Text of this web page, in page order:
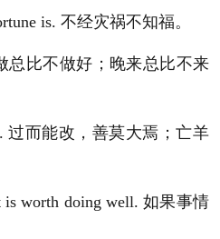
is. 不经灾祸不知福。
总比不做好；晚来总比不来
过而能改，善莫大焉；亡羊
worth doing well. 如果事情